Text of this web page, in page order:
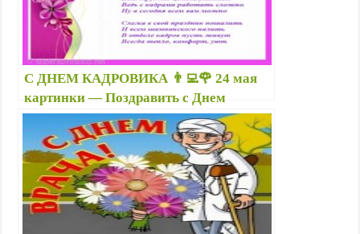
С ДНЕМ КАДРОВИКА 👨‍💻🌹 24 мая
картинки — Поздравить с Днем
кадрового работника 12 октября —
Цветы для кадровика скачать